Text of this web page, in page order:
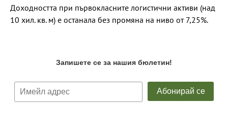
Доходността при първокласните логистични активи (над
10 хил. кв. м) е останала без промяна на ниво от 7,25%.